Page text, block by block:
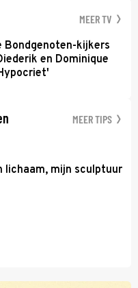
MEER TV
Bondgenoten-kijkers
en Dominique
MEER TIPS
lichaam, mijn sculptuur